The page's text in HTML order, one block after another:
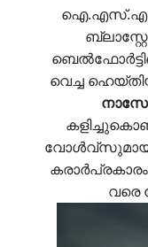
ഐ.എസ്.എൽ
വെച്ച
വരെ